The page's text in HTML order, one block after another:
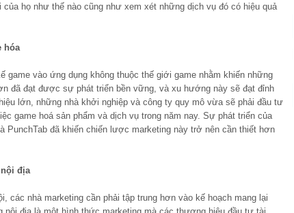
họ như thế nào cũng như xem xét những dịch vụ đó có hiệu quả
hóa
game vào ứng dụng không thuộc thế giới game nhằm khiến những
đã đạt được sự phát triển bền vững, và xu hướng này sẽ đạt đỉnh
lớn, những nhà khởi nghiệp và công ty quy mô vừa sẽ phải đầu tư
game hoá sản phẩm và dịch vụ trong năm nay. Sự phát triển của
PunchTab đã khiến chiến lược marketing này trở nên cần thiết hơn
địa
các nhà marketing cần phải tập trung hơn vào kế hoạch mang lại
nội địa là một hình thức marketing mà các thương hiệu đầu tư tài